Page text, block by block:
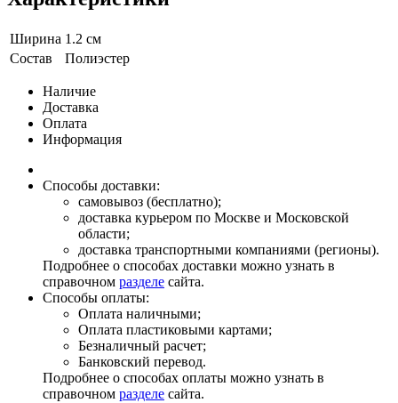
Ширина 1.2 см
Состав
Полиэстер
Наличие
Доставка
Оплата
Информация
Способы доставки:
самовывоз (бесплатно);
доставка курьером по Москве и Московской
области;
доставка транспортными компаниями (регионы).
Подробнее о способах доставки можно узнать в
справочном разделе сайта.
Способы оплаты:
Оплата наличными;
Оплата пластиковыми картами;
Безналичный расчет;
Банковский перевод.
Подробнее о способах оплаты можно узнать в
справочном разделе сайта.